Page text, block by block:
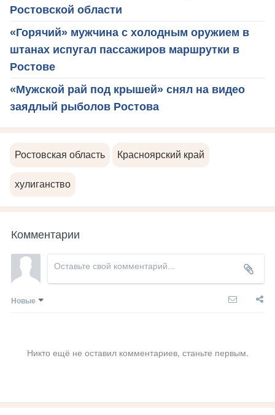
Ростовской области
«Горячий» мужчина с холодным оружием в
штанах испугал пассажиров маршрутки в
Ростове
«Мужской рай под крышей» снял на видео
заядлый рыболов Ростова
Ростовская область Красноярский край
хулиганство
Комментарии
Новые
Никто ещё не оставил комментариев, станьте первым.